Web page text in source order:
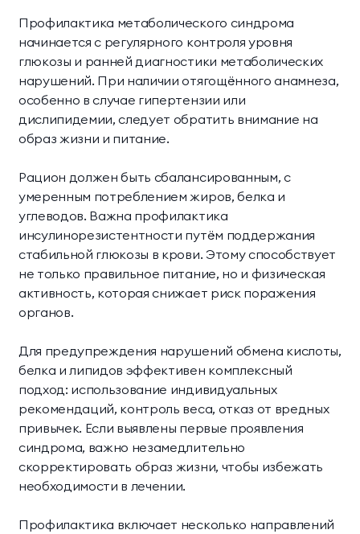
Профилактика метаболического синдрома
начинается с регулярного контроля уровня
глюкозы и ранней диагностики метаболических
нарушений. При наличии отягощённого анамнеза,
особенно в случае гипертензии или
дислипидемии, следует обратить внимание на
образ жизни и питание.
Рацион должен быть сбалансированным, с
умеренным потреблением жиров, белка и
углеводов. Важна профилактика
инсулинорезистентности путём поддержания
стабильной глюкозы в крови. Этому способствует
не только правильное питание, но и физическая
активность, которая снижает риск поражения
органов.
Для предупреждения нарушений обмена кислоты,
белка и липидов эффективен комплексный
подход: использование индивидуальных
рекомендаций, контроль веса, отказ от вредных
привычек. Если выявлены первые проявления
синдрома, важно незамедлительно
скорректировать образ жизни, чтобы избежать
необходимости в лечении.
Профилактика включает несколько направлений